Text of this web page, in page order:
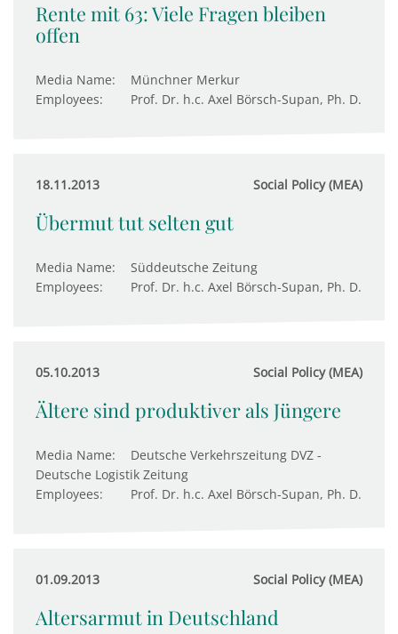
Rente mit 63: Viele Fragen bleiben
offen
Media Name:
Münchner Merkur
Employees:
Prof. Dr. h.c. Axel Börsch-Supan, Ph. D.
18.11.2013 Social Policy (MEA)
Übermut tut selten gut
Media Name:
Süddeutsche Zeitung
Employees:
Prof. Dr. h.c. Axel Börsch-Supan, Ph. D.
05.10.2013 Social Policy (MEA)
Ältere sind produktiver als Jüngere
Media Name:
Deutsche Verkehrszeitung DVZ -
Deutsche Logistik Zeitung
Employees:
Prof. Dr. h.c. Axel Börsch-Supan, Ph. D.
01.09.2013 Social Policy (MEA)
Altersarmut in Deutschland